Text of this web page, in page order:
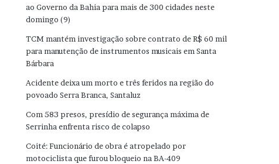
ao Governo da Bahia para mais de 300 cidades neste
domingo (9)
TCM mantém investigação sobre contrato de R$ 60 mil
para manutenção de instrumentos musicais em Santa
Bárbara
Acidente deixa um morto e três feridos na região do
povoado Serra Branca, Santaluz
Com 583 presos, presídio de segurança máxima de
Serrinha enfrenta risco de colapso
Coité: Funcionário de obra é atropelado por
motociclista que furou bloqueio na BA-409